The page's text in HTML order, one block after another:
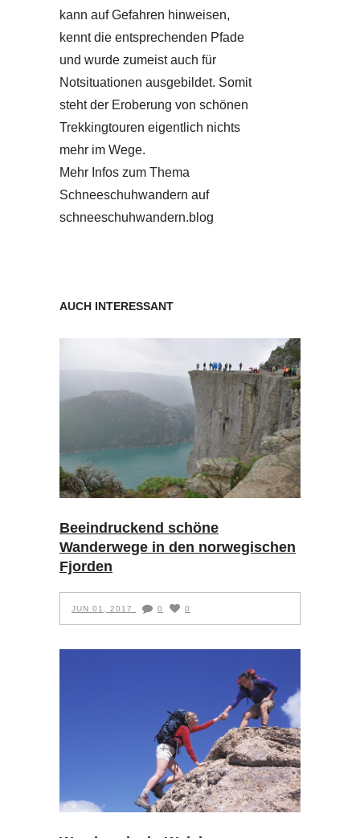
kann auf Gefahren hinweisen,
kennt die entsprechenden Pfade
und wurde zumeist auch für
Notsituationen ausgebildet. Somit
steht der Eroberung von schönen
Trekkingtouren eigentlich nichts
mehr im Wege.
Mehr Infos zum Thema
Schneeschuhwandern auf
schneeschuhwandern.blog
AUCH INTERESSANT
Beeindruckend schöne
Wanderwege in den norwegischen
Fjorden
JUN 01, 2017 0 0